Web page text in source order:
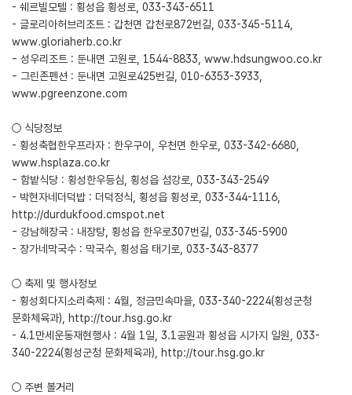
- 쉐르빌모텔 : 횡성읍 횡성로, 033-343-6511
- 글로리아허브리조트 : 갑천면 갑천로872번길, 033-345-5114,
www.gloriaherb.co.kr
- 성우리조트 : 둔내면 고원로, 1544-8833, www.hdsungwoo.co.kr
- 그린존펜션 : 둔내면 고원로425번길, 010-6353-3933,
www.pgreenzone.com
○ 식당정보
- 횡성축협한우프라자 : 한우구이, 우천면 한우로, 033-342-6680,
www.hsplaza.co.kr
- 함밭식당 : 횡성한우등심, 횡성읍 섬강로, 033-343-2549
- 박현자네더덕밥 : 더덕정식, 횡성읍 횡성로, 033-344-1116,
http://durdukfood.cmspot.net
- 강남해장국 : 내장탕, 횡성읍 한우로307번길, 033-345-5900
- 장가네막국수 : 막국수, 횡성읍 태기로, 033-343-8377
○ 축제 및 행사정보
- 횡성회다지소리축제 : 4월, 정금민속마을, 033-340-2224(횡성군청
문화체육과),
http://tour.hsg.go.kr
- 4.1만세운동재현행사 : 4월 1일, 3.1공원과 횡성읍 시가지 일원, 033-
340-2224(횡성군청 문화체육과),
http://tour.hsg.go.kr
○ 주변 볼거리